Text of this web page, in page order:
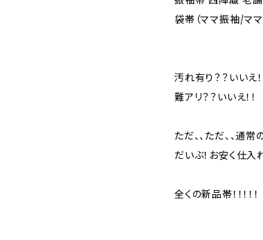
袋帯（ママ振袖/ママ
汚れ有り？？いいえ！
難アリ？？いいえ！！
ただ、、ただ、、通
だいぶ！お安く仕入れ
全くの新品帯！！！！！